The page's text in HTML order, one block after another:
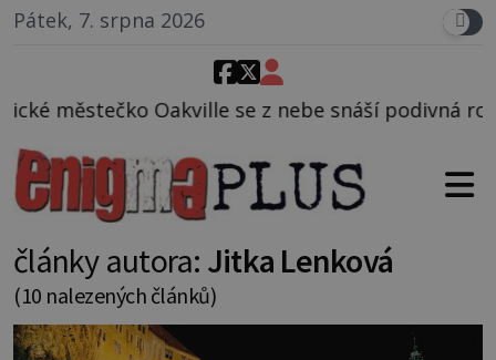
Pátek, 7. srpna 2026
z nebe snáší podivná rosolovitá látka
články autora: Jitka Lenková
(10 nalezených článků)